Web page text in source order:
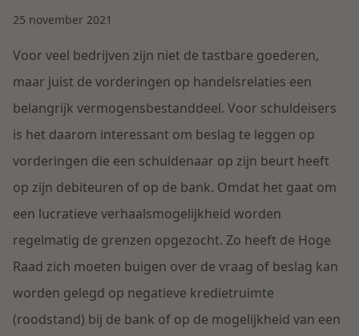
IE & Innovatie
Energie
Zorg & Sociaal domein
Vastgoed
Dichtbij een toekomstbestendige zorg
Lees meer
Dichtbij de kansen en uitdagingen in de
woningbouw
Lees meer
Over Dirkzwager
Nieuws
Werken bij
Contact
Nederlands
25 november 2021
Voor veel bedrijven zijn niet de tastbare goederen,
maar juist de vorderingen op handelsrelaties een
belangrijk vermogensbestanddeel. Voor schuldeisers
is het daarom interessant om beslag te leggen op
vorderingen die een schuldenaar op zijn beurt heeft
op zijn debiteuren of op de bank. Omdat het gaat om
een lucratieve verhaalsmogelijkheid worden
regelmatig de grenzen opgezocht. Zo heeft de Hoge
Raad zich moeten buigen over de vraag of beslag kan
worden gelegd op negatieve kredietruimte
(roodstand) bij de bank of op de mogelijkheid van een